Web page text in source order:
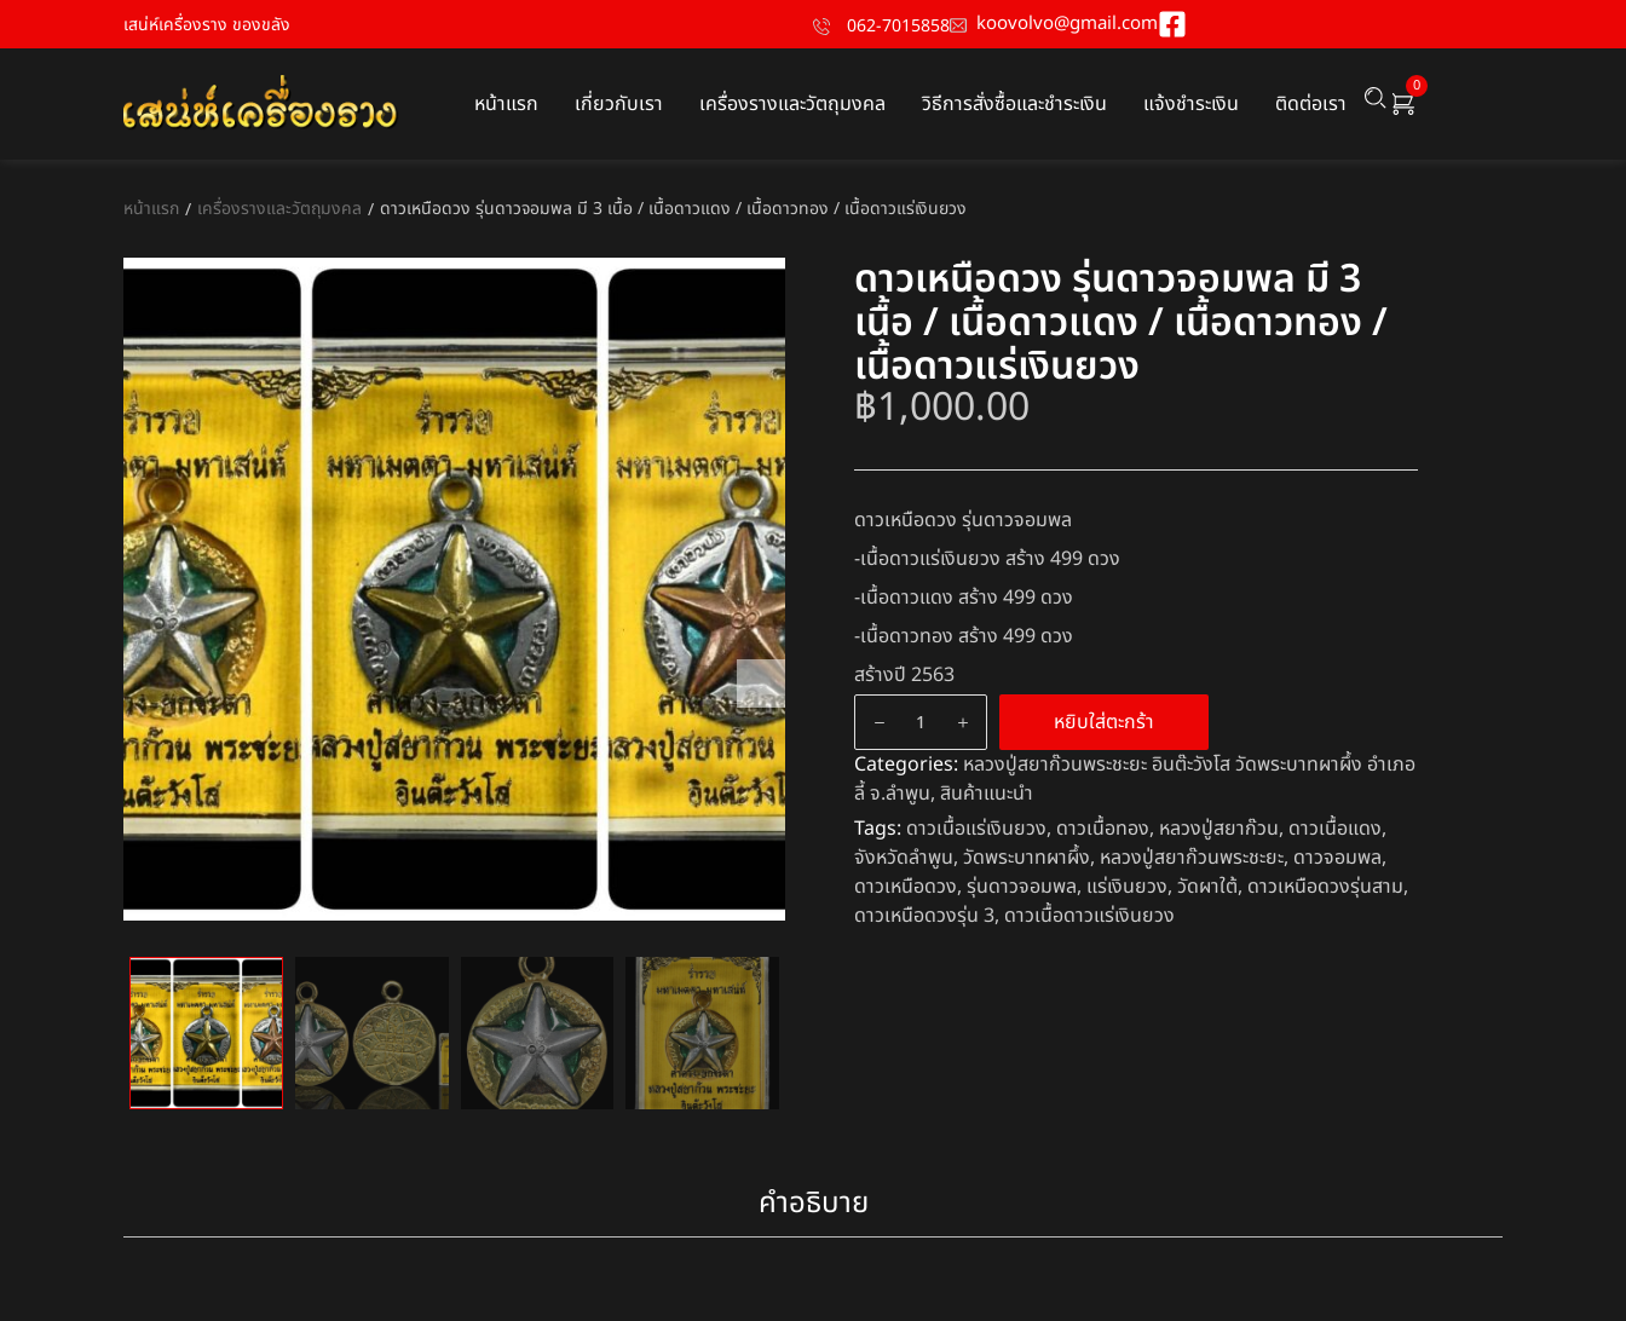
เสน่ห์เครื่องราง ของขลัง 062-7015858 koovolvo@gmail.com
หน้าแรก เกี่ยวกับเรา เครื่องรางและวัตถุมงคล วิธีการสั่งซื้อและชำระเงิน แจ้งชำระเงิน ติดต่อเรา
0
หน้าแรก / เครื่องรางและวัตถุมงคล / ดาวเหนือดวง รุ่นดาวจอมพล มี 3 เนื้อ / เนื้อดาวแดง / เนื้อดาวทอง / เนื้อดาวแร่เงินยวง
ดาวเหนือดวง รุ่นดาวจอมพล มี 3
เนื้อ / เนื้อดาวแดง / เนื้อดาวทอง /
เนื้อดาวแร่เงินยวง
฿1,000.00
ดาวเหนือดวง รุ่นดาวจอมพล
-เนื้อดาวแร่เงินยวง สร้าง 499 ดวง
-เนื้อดาวแดง สร้าง 499 ดวง
-เนื้อดาวทอง สร้าง 499 ดวง
สร้างปี 2563
หยิบใส่ตะกร้า
Categories: หลวงปู่สยาก๊วนพระชะยะ อินต๊ะวังโส วัดพระบาทผาผึ้ง อำเภอ
ลี้ จ.ลำพูน,สินค้าแนะนำ
Tags: ดาวเนื้อแร่เงินยวง, ดาวเนื้อทอง, หลวงปู่สยาก๊วน, ดาวเนื้อแดง,
จังหวัดลำพูน,วัดพระบาทผาผึ้ง, หลวงปู่สยาก๊วนพระชะยะ, ดาวจอมพล,
ดาวเหนือดวง,รุ่นดาวจอมพล, แร่เงินยวง,วัดผาใต้, ดาวเหนือดวงรุ่นสาม,
ดาวเหนือดวงรุ่น 3, ดาวเนื้อดาวแร่เงินยวง
คำอธิบาย